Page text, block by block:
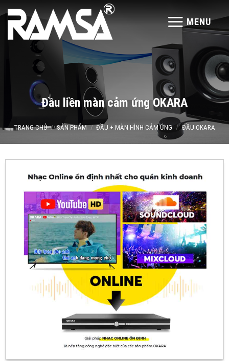
to
content
MENU
Đầu liền màn cảm ứng OKARA
TRANG CHỦ / SẢN PHẨM / ĐẦU + MÀN HÌNH CẢM ỨNG / ĐẦU OKARA